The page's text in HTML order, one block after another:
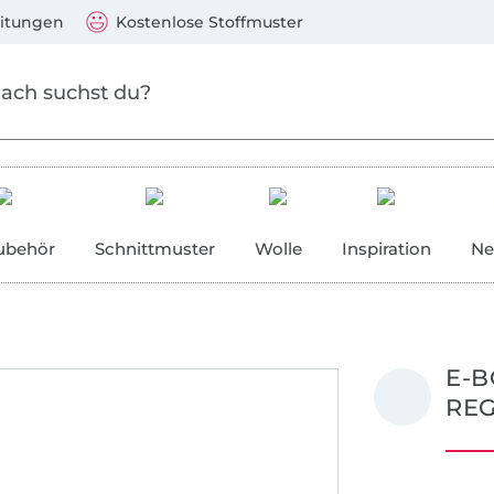
Kostenlose Stoffmuster
Schnittmuster Wolle Inspiration
E-
Mastercard, PayPal, Giropay, Kauf auf Rechnung,